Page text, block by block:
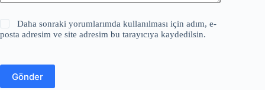
Daha sonraki yorumlarımda kullanılması için adım, e-
posta adresim ve site adresim bu tarayıcıya kaydedilsin.
Gönder